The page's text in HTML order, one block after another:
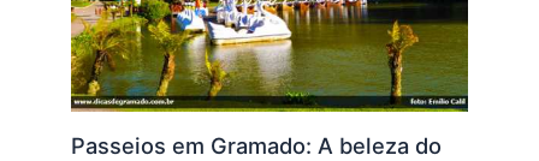
Passeios em Gramado: A beleza do